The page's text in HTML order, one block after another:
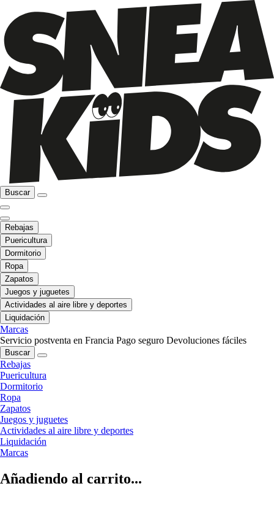
Buscar
Rebajas
Puericultura
Dormitorio
Ropa
Zapatos
Juegos y juguetes
Actividades al aire libre y deportes
Liquidación
Marcas
Servicio postventa en Francia Pago seguro Devoluciones fáciles
Buscar
Rebajas
Puericultura
Dormitorio
Ropa
Zapatos
Juegos y juguetes
Actividades al aire libre y deportes
Liquidación
Marcas
Añadiendo al carrito...